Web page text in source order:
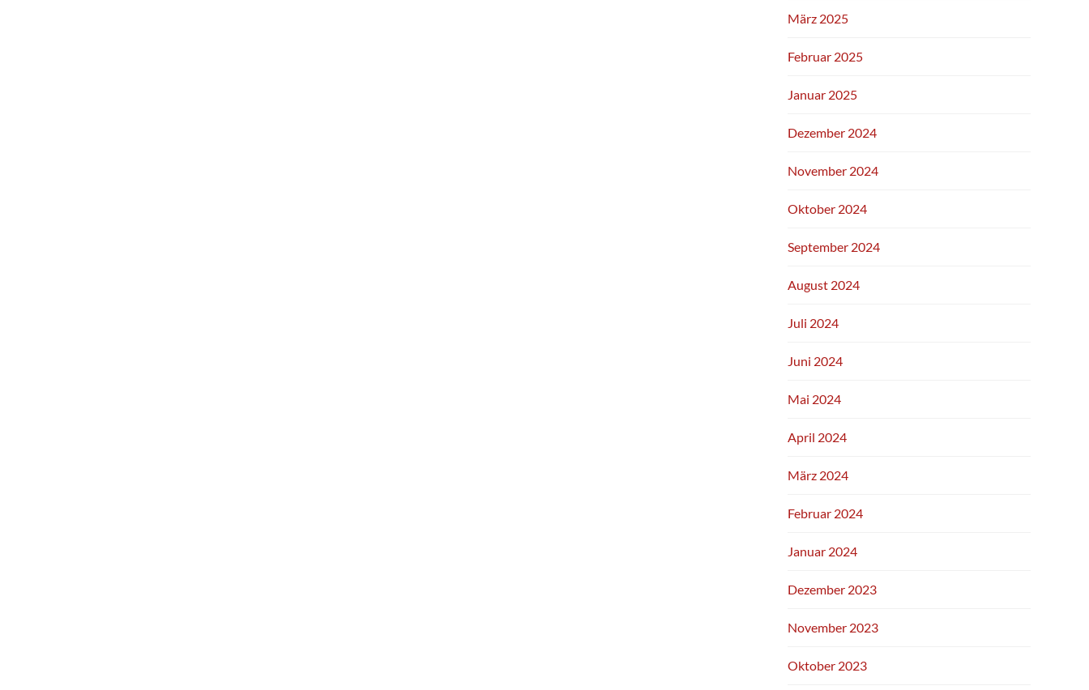
März 2025
Februar 2025
Januar 2025
Dezember 2024
November 2024
Oktober 2024
September 2024
August 2024
Juli 2024
Juni 2024
Mai 2024
April 2024
März 2024
Februar 2024
Januar 2024
Dezember 2023
November 2023
Oktober 2023